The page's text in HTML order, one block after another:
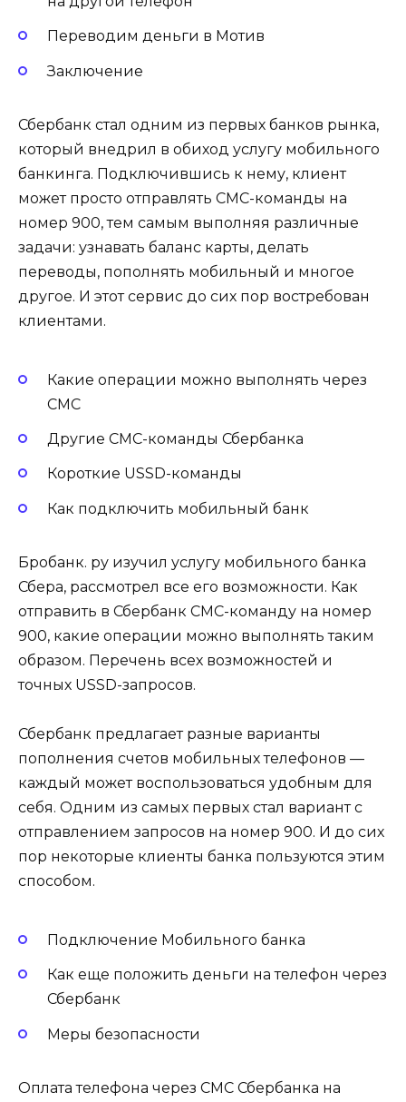
Переводим деньги в Мотив
Заключение
Сбербанк стал одним из первых банков рынка,
который внедрил в обиход услугу мобильного
банкинга. Подключившись к нему, клиент
может просто отправлять СМС-команды на
номер 900, тем самым выполняя различные
задачи: узнавать баланс карты, делать
переводы, пополнять мобильный и многое
другое. И этот сервис до сих пор востребован
клиентами.
Какие операции можно выполнять через
СМС
Другие СМС-команды Сбербанка
Короткие USSD-команды
Как подключить мобильный банк
Бробанк. ру изучил услугу мобильного банка
Сбера, рассмотрел все его возможности. Как
отправить в Сбербанк СМС-команду на номер
900, какие операции можно выполнять таким
образом. Перечень всех возможностей и
точных USSD-запросов.
Сбербанк предлагает разные варианты
пополнения счетов мобильных телефонов —
каждый может воспользоваться удобным для
себя. Одним из самых первых стал вариант с
отправлением запросов на номер 900. И до сих
пор некоторые клиенты банка пользуются этим
способом.
Подключение Мобильного банка
Как еще положить деньги на телефон через
Сбербанк
Меры безопасности
Оплата телефона через СМС Сбербанка на